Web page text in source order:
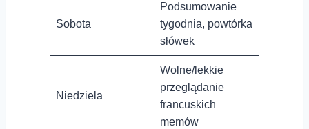
Sobota
Podsumowanie
tygodnia, powtórka⁢
słówek
Niedziela
Wolne/lekkie
przeglądanie
francuskich
memów